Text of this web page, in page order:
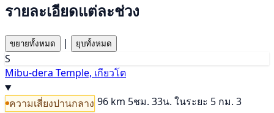
รายละเอียดแต่ละช่วง
ขยายทั้งหมด | ยุบทั้งหมด
S
Mibu-dera Temple, เกียวโต
ความเสี่ยงปานกลาง 96 km 5ชม. 33น. ในระยะ 5 กม. 3